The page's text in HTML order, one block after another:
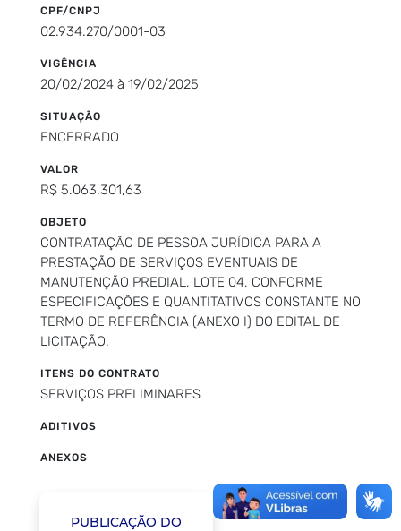
CPF/CNPJ
02.934.270/0001-03
VIGÊNCIA
20/02/2024 à 19/02/2025
SITUAÇÃO
ENCERRADO
VALOR
R$ 5.063.301,63
OBJETO
CONTRATAÇÃO DE PESSOA JURÍDICA PARA A
PRESTAÇÃO DE SERVIÇOS EVENTUAIS DE
MANUTENÇÃO PREDIAL, LOTE 04, CONFORME
ESPECIFICAÇÕES E QUANTITATIVOS CONSTANTE NO
TERMO DE REFERÊNCIA (ANEXO I) DO EDITAL DE
LICITAÇÃO.
ITENS DO CONTRATO
SERVIÇOS PRELIMINARES
ADITIVOS
ANEXOS
PUBLICAÇÃO DO